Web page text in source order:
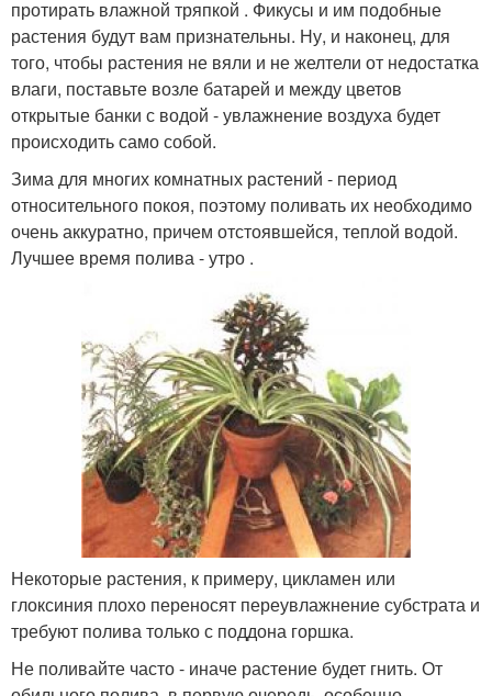
протирать влажной тряпкой . Фикусы и им подобные
растения будут вам признательны. Ну, и наконец, для
того, чтобы растения не вяли и не желтели от недостатка
влаги, поставьте возле батарей и между цветов
открытые банки с водой - увлажнение воздуха будет
происходить само собой.
Зима для многих комнатных растений - период
относительного покоя, поэтому поливать их необходимо
очень аккуратно, причем отстоявшейся, теплой водой.
Лучшее время полива - утро .
Некоторые растения, к примеру, цикламен или
глоксиния плохо переносят переувлажнение субстрата и
требуют полива только с поддона горшка.
Не поливайте часто - иначе растение будет гнить. От